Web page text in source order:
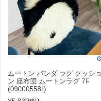
ムートン パンダ ラグ クッショ
ン 座布団 ムートンラグ 7F
(09000558r)